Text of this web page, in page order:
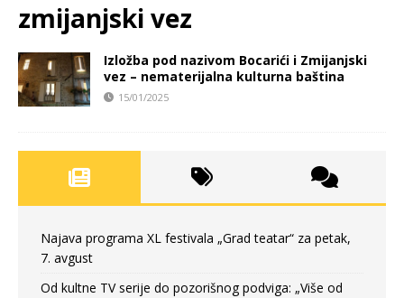
zmijanjski vez
Izložba pod nazivom Bocarići i Zmijanjski
vez – nematerijalna kulturna baština
15/01/2025
Najava programa XL festivala „Grad teatar“ za petak,
7. avgust
Od kultne TV serije do pozorišnog podviga: „Više od